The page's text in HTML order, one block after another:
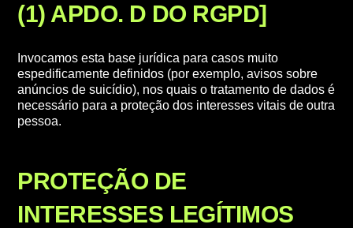
(1) APDO. D DO RGPD]
Invocamos esta base jurídica para casos muito
espedificamente definidos (por exemplo, avisos sobre
anúncios de suicídio), nos quais o tratamento de dados é
necessário para a proteção dos interesses vitais de outra
pessoa.
PROTEÇÃO DE
INTERESSES LEGÍTIMOS